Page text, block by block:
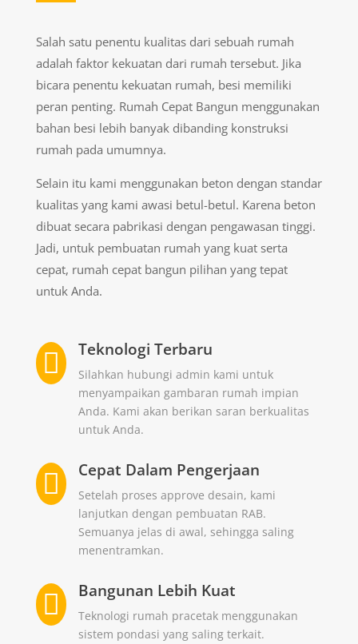
Salah satu penentu kualitas dari sebuah rumah
adalah faktor kekuatan dari rumah tersebut. Jika
bicara penentu kekuatan rumah, besi memiliki
peran penting. Rumah Cepat Bangun menggunakan
bahan besi lebih banyak dibanding konstruksi
rumah pada umumnya.
Selain itu kami menggunakan beton dengan standar
kualitas yang kami awasi betul-betul. Karena beton
dibuat secara pabrikasi dengan pengawasan tinggi.
Jadi, untuk pembuatan rumah yang kuat serta
cepat, rumah cepat bangun pilihan yang tepat
untuk Anda.
 Teknologi Terbaru
Silahkan hubungi admin kami untuk
menyampaikan gambaran rumah impian
Anda. Kami akan berikan saran berkualitas
untuk Anda.
 Cepat Dalam Pengerjaan
Setelah proses approve desain, kami
lanjutkan dengan pembuatan RAB.
Semuanya jelas di awal, sehingga saling
menentramkan.
 Bangunan Lebih Kuat
Teknologi rumah pracetak menggunakan
sistem pondasi yang saling terkait.